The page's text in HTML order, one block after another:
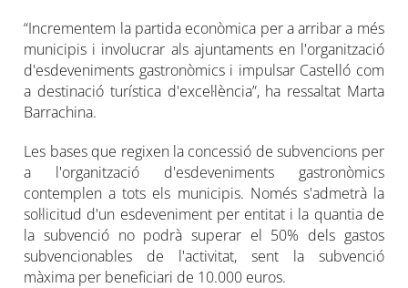
“Incrementem la partida econòmica per a arribar a més
municipis i involucrar als ajuntaments en l'organització
d'esdeveniments gastronòmics i impulsar Castelló com
a destinació turística d'excel·lència”, ha ressaltat Marta
Barrachina.
Les bases que regixen la concessió de subvencions per
a l'organització d'esdeveniments gastronòmics
contemplen a tots els municipis. Només s'admetrà la
sol·licitud d'un esdeveniment per entitat i la quantia de
la subvenció no podrà superar el 50% dels gastos
subvencionables de l'activitat, sent la subvenció
màxima per beneficiari de 10.000 euros.